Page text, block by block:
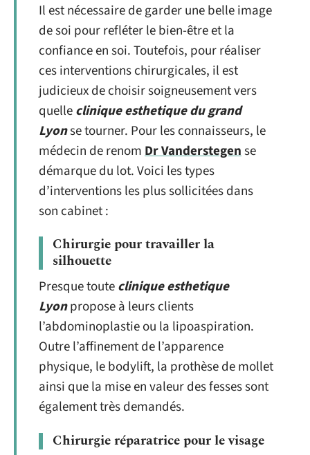
Il est nécessaire de garder une belle image
de soi pour refléter le bien-être et la
confiance en soi. Toutefois, pour réaliser
ces interventions chirurgicales, il est
judicieux de choisir soigneusement vers
quelleclinique esthetique du grand
Lyonse tourner. Pour les connaisseurs, le
médecin de renomDr Vanderstegense
démarque du lot. Voici les types
d’interventions les plus sollicitées dans
son cabinet :
Chirurgie pour travailler la
silhouette
Presque touteclinique esthetique
Lyonpropose à leurs clients
l’abdominoplastie ou la lipoaspiration.
Outre l’affinement de l’apparence
physique, le bodylift, la prothèse de mollet
ainsi que la mise en valeur des fesses sont
également très demandés.
Chirurgie réparatrice pour le visage